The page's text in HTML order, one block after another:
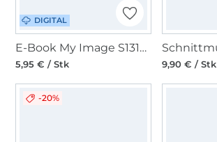
DIGITAL
E-Book My Image S1310 Bluse Muriel
5,95 € / Stk 9,90 € / Stk
-20%